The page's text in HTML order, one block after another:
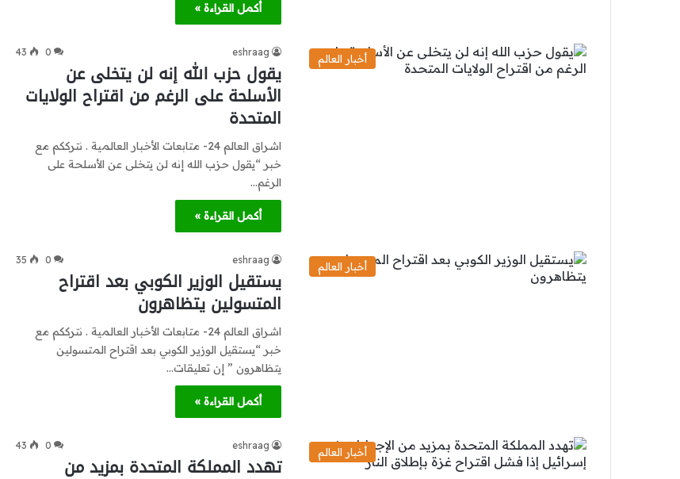
أكمل القراءة »
أخبار العالم
eshraag
0
43
يقول حزب الله إنه لن يتخلى عن
الأسلحة على الرغم من اقتراح الولايات
المتحدة
اشراق العالم 24- متابعات الأخبار العالمية . نترككم مع
خبر “يقول حزب الله إنه لن يتخلى عن الأسلحة على
الرغم…
أكمل القراءة »
أخبار العالم
eshraag
0
35
يستقيل الوزير الكوبي بعد اقتراح
المتسولين يتظاهرون
اشراق العالم 24- متابعات الأخبار العالمية . نترككم مع
خبر “يستقيل الوزير الكوبي بعد اقتراح المتسولين
يتظاهرون ” إن تعليقات…
أكمل القراءة »
أخبار العالم
eshraag
0
43
تهدد المملكة المتحدة بمزيد من